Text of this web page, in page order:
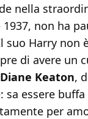
nella
1937, non ha
Harry non
di avere un
Diane Keaton,
essere
per